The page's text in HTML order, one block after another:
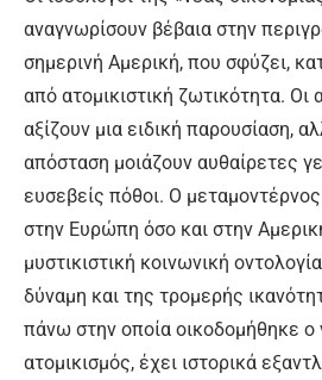
αναγνωρίσουν βέβαια στην
σημερινή Αμερική, που σφύζει,
από ατομικιστική ζωτικότητα. Οι
αξίζουν μια ειδική παρουσίαση,
απόσταση μοιάζουν αυθαίρετες
ευσεβείς πόθοι. Ο
στην Ευρώπη όσο και στην
μυστικιστική κοινωνική
δύναμη και της τρομερής
πάνω στην οποία οικοδομήθηκε ο
ατομικισμός, έχει ιστορικά